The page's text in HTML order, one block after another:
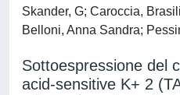
Skander, G; Caroccia,
Belloni, Anna Sandra;
Sottoespressione del
acid-sensitive K+ 2